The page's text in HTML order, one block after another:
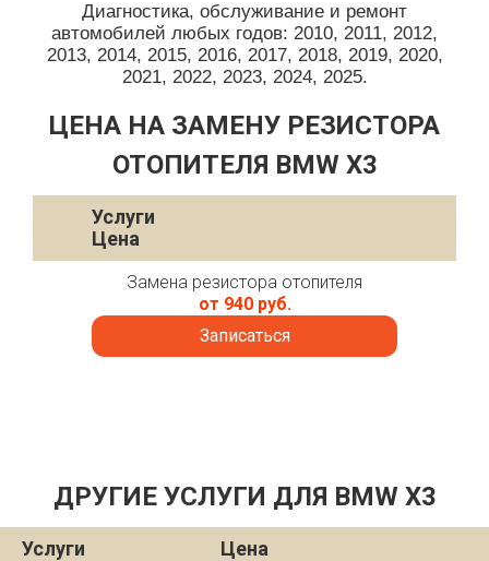
Диагностика, обслуживание и ремонт
автомобилей любых годов: 2010, 2011, 2012,
2013, 2014, 2015, 2016, 2017, 2018, 2019, 2020,
2021, 2022, 2023, 2024, 2025.
ЦЕНА НА ЗАМЕНУ РЕЗИСТОРА
ОТОПИТЕЛЯ BMW X3
Услуги
Цена
Замена резистора отопителя
от 940 руб.
Записаться
ДРУГИЕ УСЛУГИ ДЛЯ BMW X3
Услуги Цена